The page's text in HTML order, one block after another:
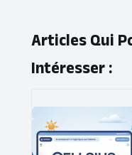
Articles Qui
Intéresser :